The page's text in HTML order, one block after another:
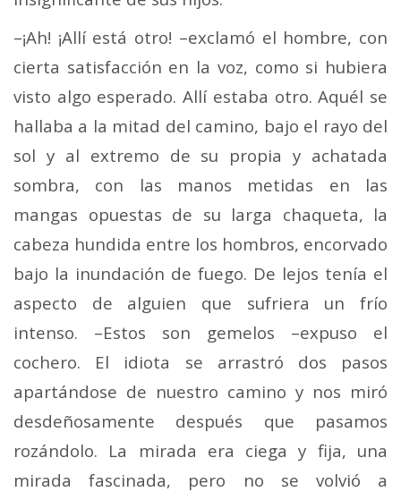
–¡Ah! ¡Allí está otro! –exclamó el hombre, con
cierta satisfacción en la voz, como si hubiera
visto algo esperado. Allí estaba otro. Aquél se
hallaba a la mitad del camino, bajo el rayo del
sol y al extremo de su propia y achatada
sombra, con las manos metidas en las
mangas opuestas de su larga chaqueta, la
cabeza hundida entre los hombros, encorvado
bajo la inundación de fuego. De lejos tenía el
aspecto de alguien que sufriera un frío
intenso. –Estos son gemelos –expuso el
cochero. El idiota se arrastró dos pasos
apartándose de nuestro camino y nos miró
desdeñosamente después que pasamos
rozándolo. La mirada era ciega y fija, una
mirada fascinada, pero no se volvió a